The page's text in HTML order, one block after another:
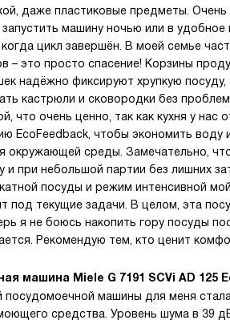
даже пластиковые предметы.
машину ночью или в удобное
цикл завершён. В моей семье
– это просто спасение! Корзины
надёжно фиксируют хрупкую
кастрюли и сковородки без
что очень ценно, так как кухня у нас
EcoFeedback, чтобы экономить воду
окружающей среды. Замечательно,
и при небольшой партии без лишних
посуды и режим интенсивной
под текущие задачи. В целом, эта
я не боюсь накопить гору посуды
Рекомендую тем, кто ценит
машина Miele G 7191 SCVi AD 125
посудомоечной машины для меня
средства. Уровень шума в 39